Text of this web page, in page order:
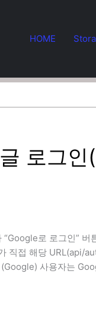
HOME
로그인
“Google로 로그인” 버
직접 해당 URL(api/
사용자는